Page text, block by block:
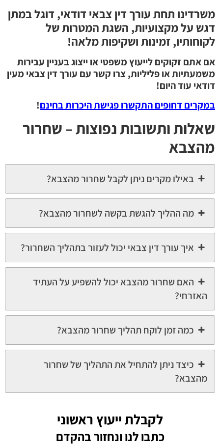
משרדינו תחת עורך דין צבאי דודאי, דוגל במתן
דגש על מקצועיות, השגת המטרות של
לקוחותיו, זמינות ושקיפות מלאה!
אם אתם זקוקים לייעוץ משפטי או ייצוג בעניין עבירות
משמעתיות או פליליות, צרו קשר עם עורך דין צבאי מעין
דודאי עוד היום!
במקרים דחופים התקשרו פגישת היכרות בחינם!
שאלות ותשובות נפוצות – שחרור
מהצבא
באילו מקרים ניתן לקבל שחרור מהצבא?
מה ההליך להגשת בקשה לשחרור מהצבא?
איך עורך דין צבאי יכול לעזור בתהליך השחרור?
האם שחרור מהצבא יכול להשפיע על העתיד
האזרחי?
כמה זמן לוקח תהליך שחרור מהצבא?
כיצד ניתן להתחיל את התהליך של שחרור
מהצבא?
לקבלת ייעוץ ראשוני
כתבו לנו ונחזור בהקדם